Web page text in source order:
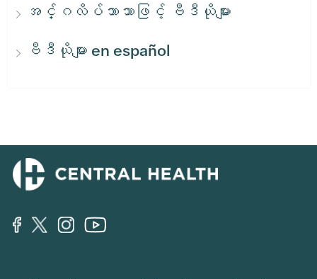
အင်္ဂလိပ်ဘာသာဖြင့် ဗီဒီယိုများ
ဗီဒီယိုများ en español